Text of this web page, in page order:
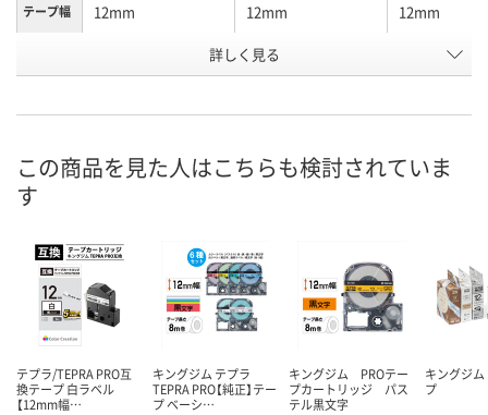
テープ幅 12mm 12mm 12mm
ネイビー/白文字 ベージュ/黒
お申込番
在庫 入荷待ち 入荷待ち 3点
数量 数量 数量
詳しく見る
この商品を見た人はこちらも検討されていま
す
テプラ/TEPRA PRO互
換テープ 白ラベル
【12mm幅…
キングジム テプラ
TEPRA PRO【純正】テー
プ ベーシ…
キングジム PROテー
プカートリッジ パス
テル黒文字
キングジ
プ